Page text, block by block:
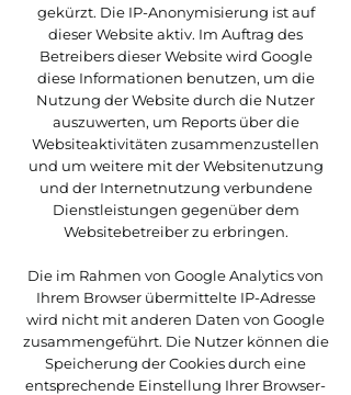
gekürzt. Die IP-Anonymisierung ist auf
dieser Website aktiv. Im Auftrag des
Betreibers dieser Website wird Google
diese Informationen benutzen, um die
Nutzung der Website durch die Nutzer
auszuwerten, um Reports über die
Websiteaktivitäten zusammenzustellen
und um weitere mit der Websitenutzung
und der Internetnutzung verbundene
Dienstleistungen gegenüber dem
Websitebetreiber zu erbringen.
Die im Rahmen von Google Analytics von
Ihrem Browser übermittelte IP-Adresse
wird nicht mit anderen Daten von Google
zusammengeführt. Die Nutzer können die
Speicherung der Cookies durch eine
entsprechende Einstellung Ihrer Browser-